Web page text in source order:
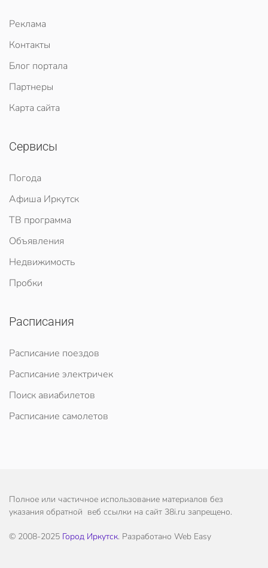
Реклама
Контакты
Блог портала
Партнеры
Карта сайта
Сервисы
Погода
Афиша Иркутск
ТВ программа
Объявления
Недвижимость
Пробки
Расписания
Расписание поездов
Расписание электричек
Поиск авиабилетов
Расписание самолетов
Полное или частичное использование материалов без
указания обратной веб ссылки на сайт 38i.ru запрещено.
© 2008-2025 Город Иркутск. Разработано Web Easy